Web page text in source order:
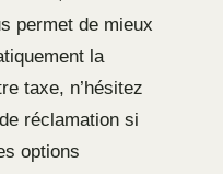
permet de mieux
la
taxe, n’hésitez
réclamation si
options